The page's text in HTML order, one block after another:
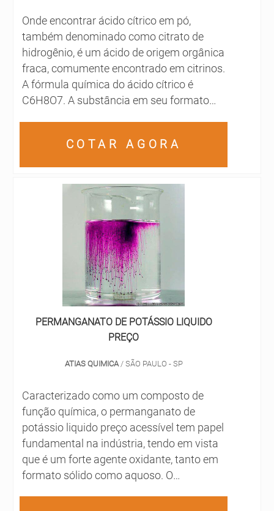
Onde encontrar ácido cítrico em pó,
também denominado como citrato de
hidrogênio, é um ácido de origem orgânica
fraca, comumente encontrado em citrinos.
A fórmula química do ácido cítrico é
C6H8O7. A substância em seu formato
uma vez que serve como conservante
são excelentes estabilizadores de pH em
soluções ácid....
COTAR AGORA
PERMANGANATO DE POTÁSSIO LIQUIDO
PREÇO
ATIAS QUIMICA/ SÃO PAULO - SP
Caracterizado como um composto de
função química, o permanganato de
potássio liquido preço acessível tem papel
fundamental na indústria, tendo em vista
que é um forte agente oxidante, tanto em
formato sólido como aquoso. O